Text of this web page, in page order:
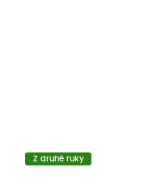
Z druhé ruky